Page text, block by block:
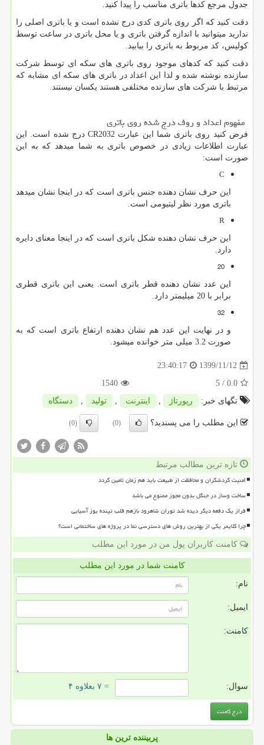
جدول مرجع کدها باتری مناسب را پیدا کنید.
دقت کنید که اگر روی باتری کدی درج نشده است و یا باتری اصلی را
ندارید میتوانید با اندازه گرفتن باتری و یا محل باتری در ساعت توسط
کولیس، کد مربوط به باتری را بیابید.
دقت کنید که کدهای موجود روی باتری های سکه ای توسط شرکت
سازنده نوشته شده و لذا این اعداد در باتری های سکه ای مشابه که
مرتبط با شرکت های سازنده مختلفی هستند یکسان نیستند.
مفهوم اعداد و روف درج شده روی باتری
فرض کنید روی باتری شما این عبارت CR2032درج شده است. این
عبارت اطلاعات زیادی در خصوص باتری به شما میدهد که به این
صورت است:
C
این حرف نشان دهنده جنس باتری است که در اینجا نشان میدهد
باتری مورد نظر لیتیومی است.
R
این حرف نشان دهنده شکل باتری است که در اینجا معنای دایره
دارد.
20
این عدد نشان دهنده قطر باتری است. یعنی این باتری قطری
برابر با 20 میلیمتر دارد.
32
و در نهایت این عدد هم نشان دهنده ارتفاع باتری است که به
صورت 3.2 میلی متر خوانده میشود.
1399/11/12
23:40:17
0.0
/ 5
1540
تگهای خبر:
رپورتاژ , اینترنت , تولید , دستگاه
این مطلب را می پسندید؟ (0)
(0)
تازه ترین مطالب مرتبط
امنیت گردشگران و محافظت از طبیعت باید هم زمان تامین گردد
ساخت وساز در جنگل بدون مجوز ممنوع می باشد
فراز یک دفعه دیگر دیده شد توران شاهرود بازهم قلب تپنده یوز آسیایی
چرا کلایمر یکی از بهترین روش های دسترسی نما در پروژه های ساختمانی است؟
کامنت کاربران پول من در مورد این مطلب
کامنت شما در مورد این مطلب
نام:
ایمیل:
کامنت:
سوال: = ۷ بعلاوه ۴
پربیننده ترین ها